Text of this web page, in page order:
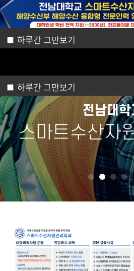
전남대학교 전남대포털 학과 유튜브 학과 인
스마트수산자원관리학과
CHONNAM NATIONAL
전남대학
스마트수산자
하루간 그만보기
하루간 그만보기